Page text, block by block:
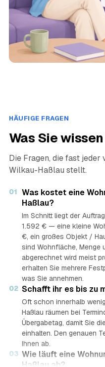
HÄUFIGE FRAGEN
Was Sie
Die Fragen, die fast jeder
Wilkau-Haßlau stellt.
01 Was kostet eine
Haßlau?
Im Schnitt liegt der
1.592 € — eine kleine
€, ein großes Objekt /
sind Wohnfläche, Menge
abgerechnet wird meist
erhalten Sie mehrere
was Sie annehmen.
02 Schafft ihr es bis zu
Oft schon innerhalb
Haßlau räumen bei
Übergabetag, damit Sie
einhalten. Den genauen
Ihnen ab.
03 Wie läuft eine
Haßlau ab?